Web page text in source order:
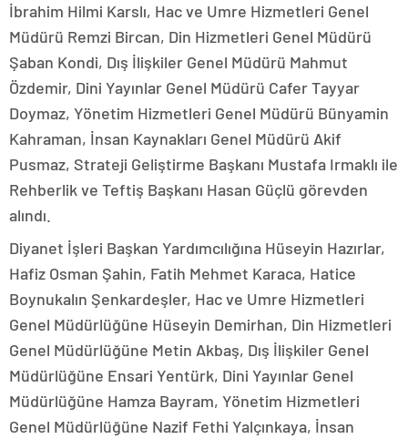
İbrahim Hilmi Karslı, Hac ve Umre Hizmetleri Genel
Müdürü Remzi Bircan, Din Hizmetleri Genel Müdürü
Şaban Kondi, Dış İlişkiler Genel Müdürü Mahmut
Özdemir, Dini Yayınlar Genel Müdürü Cafer Tayyar
Doymaz, Yönetim Hizmetleri Genel Müdürü Bünyamin
Kahraman, İnsan Kaynakları Genel Müdürü Akif
Pusmaz, Strateji Geliştirme Başkanı Mustafa Irmaklı ile
Rehberlik ve Teftiş Başkanı Hasan Güçlü görevden
alındı.
Diyanet İşleri Başkan Yardımcılığına Hüseyin Hazırlar,
Hafiz Osman Şahin, Fatih Mehmet Karaca, Hatice
Boynukalın Şenkardeşler, Hac ve Umre Hizmetleri
Genel Müdürlüğüne Hüseyin Demirhan, Din Hizmetleri
Genel Müdürlüğüne Metin Akbaş, Dış İlişkiler Genel
Müdürlüğüne Ensari Yentürk, Dini Yayınlar Genel
Müdürlüğüne Hamza Bayram, Yönetim Hizmetleri
Genel Müdürlüğüne Nazif Fethi Yalçınkaya, İnsan